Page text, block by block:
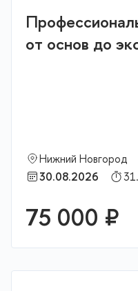
от основ до
Нижний Новгород
30.08.2026
75 000 ₽